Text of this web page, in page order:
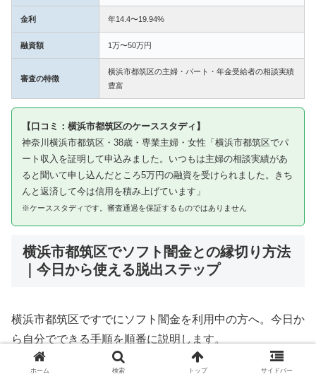
金利 年14.4〜19.94%
融資額 1万〜50万円
審査の特徴
横浜市都筑区の主婦・パート・年金受給者の相談実績
豊富
【口コミ：横浜市都筑区のケーススタディ】
神奈川横浜市都筑区・38歳・専業主婦・女性「横浜市都筑区でパ
ート収入を証明して申込みました。いつもは主婦の相談実績があ
ると聞いて申し込んだところ5万円の融資を受けられました。きち
んと返済して今は信用を積み上げています」
※ケーススタディです。審査通過を保証するものではありません
横浜市都筑区でソフト闇金との縁切り方法
｜今日から使える脱出ステップ
横浜市都筑区ですでにソフト闇金を利用中の方へ。今日か
ら自分でできる手順を順番に説明します。
ホーム 検索 トップ サイドバー